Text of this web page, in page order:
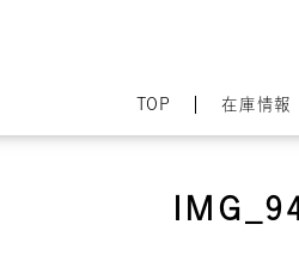
TOP 在庫情報